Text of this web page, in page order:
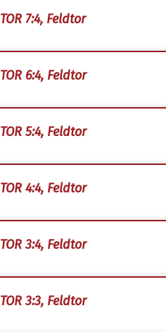
TOR 7:4, Feldtor
TOR 6:4, Feldtor
TOR 5:4, Feldtor
TOR 4:4, Feldtor
TOR 3:4, Feldtor
TOR 3:3, Feldtor